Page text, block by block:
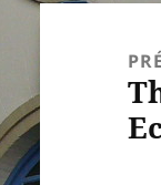
l’article